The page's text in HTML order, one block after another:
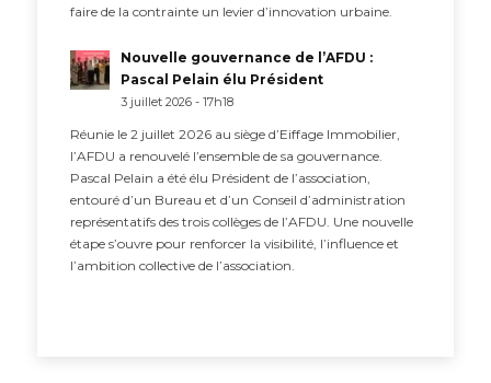
faire de la contrainte un levier d’innovation urbaine.
Nouvelle gouvernance de l’AFDU :
Pascal Pelain élu Président
3 juillet 2026 - 17h18
Réunie le 2 juillet 2026 au siège d’Eiffage Immobilier,
l’AFDU a renouvelé l’ensemble de sa gouvernance.
Pascal Pelain a été élu Président de l’association,
entouré d’un Bureau et d’un Conseil d’administration
représentatifs des trois collèges de l’AFDU. Une nouvelle
étape s’ouvre pour renforcer la visibilité, l’influence et
l’ambition collective de l’association.